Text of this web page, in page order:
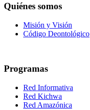
Quiénes somos
Misión y Visión
Código Deontológico
Programas
Red Informativa
Red Kichwa
Red Amazónica